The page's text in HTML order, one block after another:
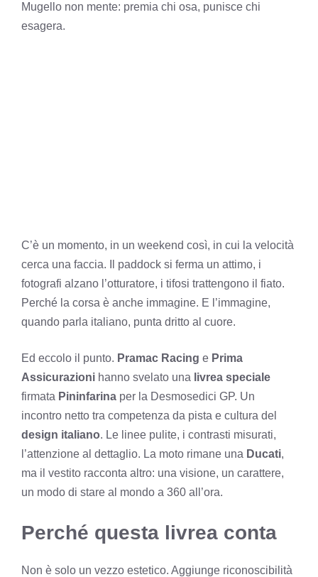
Mugello non mente: premia chi osa, punisce chi
esagera.
C’è un momento, in un weekend così, in cui la velocità
cerca una faccia. Il paddock si ferma un attimo, i
fotografi alzano l’otturatore, i tifosi trattengono il fiato.
Perché la corsa è anche immagine. E l’immagine,
quando parla italiano, punta dritto al cuore.
Ed eccolo il punto. Pramac Racing e Prima
Assicurazioni hanno svelato una livrea speciale
firmata Pininfarina per la Desmosedici GP. Un
incontro netto tra competenza da pista e cultura del
design italiano. Le linee pulite, i contrasti misurati,
l’attenzione al dettaglio. La moto rimane una Ducati,
ma il vestito racconta altro: una visione, un carattere,
un modo di stare al mondo a 360 all’ora.
Perché questa livrea conta
Non è solo un vezzo estetico. Aggiunge riconoscibilità